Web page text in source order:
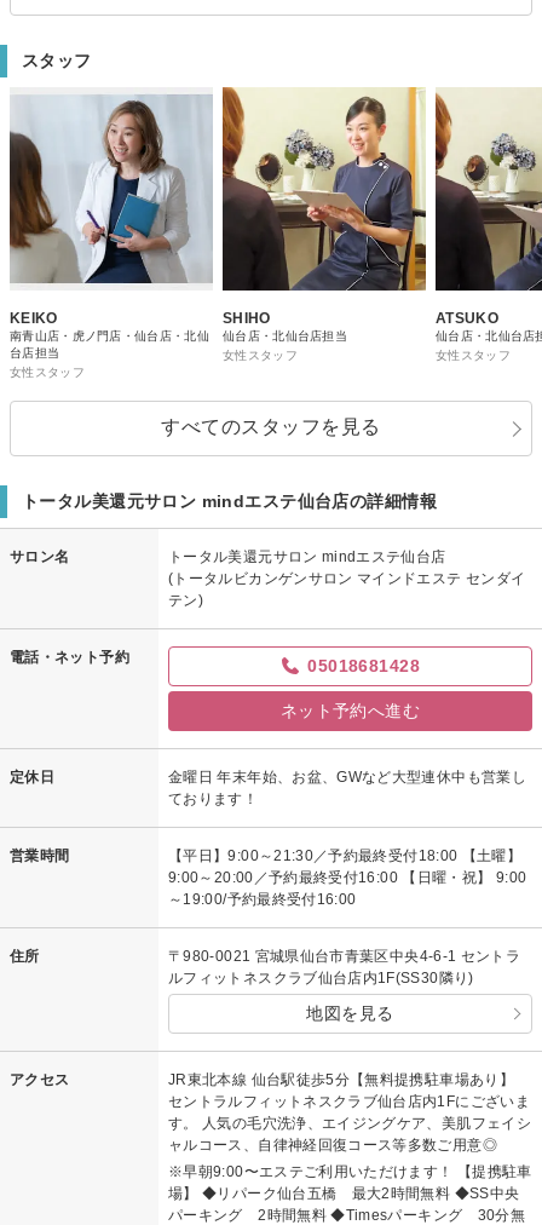
スタッフ
KEIKO
南青山店・虎ノ門店・仙台店・北仙
台店担当
女性スタッフ
SHIHO
仙台店・北仙台店担当
女性スタッフ
ATSUKO
仙台店・北仙台店
女性スタッフ
すべてのスタッフを見る
トータル美還元サロン mindエステ仙台店の詳細情報
サロン名
トータル美還元サロン mindエステ仙台店
(トータルビカンゲンサロン マインドエステ センダイ
テン)
電話・ネット予約 05018681428
ネット予約へ進む
定休日
金曜日 年末年始、お盆、GWなど大型連休中も営業し
ております！
営業時間
【平日】9:00～21:30／予約最終受付18:00 【土曜】
9:00～20:00／予約最終受付16:00 【日曜・祝】 9:00
～19:00/予約最終受付16:00
住所
〒980-0021 宮城県仙台市青葉区中央4-6-1 セントラ
ルフィットネスクラブ仙台店内1F(SS30隣り)
地図を見る
アクセス
JR東北本線 仙台駅徒歩5分【無料提携駐車場あり】
セントラルフィットネスクラブ仙台店内1Fにございま
す。 人気の毛穴洗浄、エイジングケア、美肌フェイシ
ャルコース、自律神経回復コース等多数ご用意◎
※早朝9:00〜エステご利用いただけます！ 【提携駐車
場】 ◆リパーク仙台五橋 最大2時間無料 ◆SS中央
パーキング 2時間無料 ◆Timesパーキング 30分無